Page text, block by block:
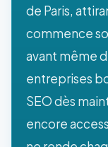
de Paris,
commence
avant même
entreprises
SEO dès
encore